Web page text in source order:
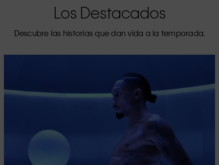
Los Destacados
Descubre las historias que dan vida a la temporada.